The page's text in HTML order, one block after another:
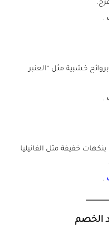
.
خشبية مثل “العنبر
.
خفيفة مثل الفانيليا
.
الخصم